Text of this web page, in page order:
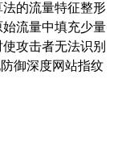
的流量特征整形
流量中填充少量
攻击者无法识别
御深度网站指纹